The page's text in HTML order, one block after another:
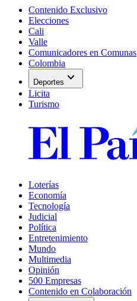
Contenido Exclusivo
Elecciones
Cali
Valle
Comunicadores en Comunas
Colombia
Deportes expand_more
Licita
Turismo
Loterías
Economía
Tecnología
Judicial
Política
Entretenimiento
Mundo
Multimedia
Opinión
500 Empresas
Contenido en Colaboración